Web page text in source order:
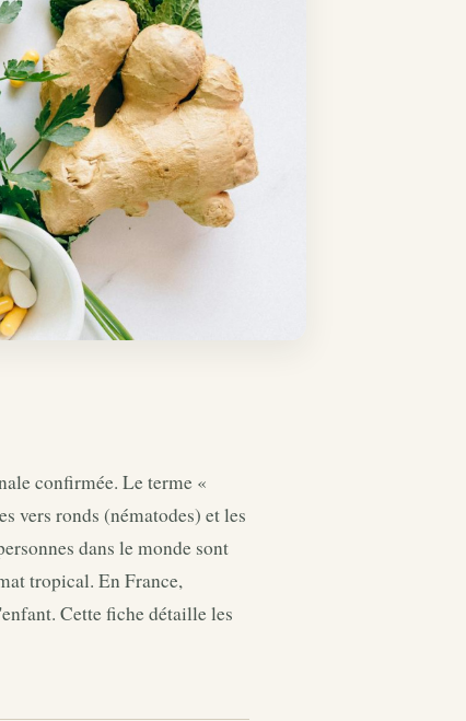
confirmée. Le terme «
vers ronds (nématodes) et les
dans le monde sont
tropical. En France,
Cette fiche détaille les